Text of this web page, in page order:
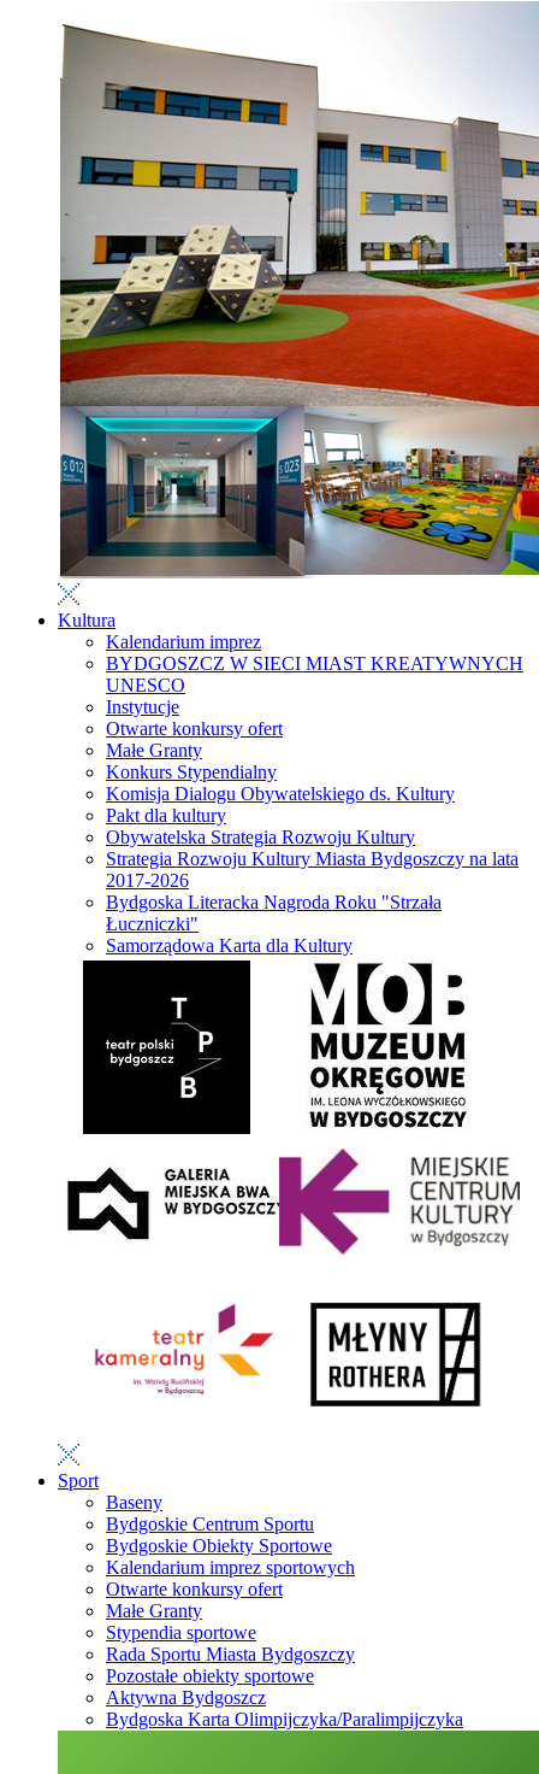
Kultura
Kalendarium imprez
BYDGOSZCZ W SIECI MIAST KREATYWNYCH
UNESCO
Instytucje
Otwarte konkursy ofert
Małe Granty
Konkurs Stypendialny
Komisja Dialogu Obywatelskiego ds. Kultury
Pakt dla kultury
Obywatelska Strategia Rozwoju Kultury
Strategia Rozwoju Kultury Miasta Bydgoszczy na lata
2017-2026
Bydgoska Literacka Nagroda Roku "Strzała
Łuczniczki"
Samorządowa Karta dla Kultury
Sport
Baseny
Bydgoskie Centrum Sportu
Bydgoskie Obiekty Sportowe
Kalendarium imprez sportowych
Otwarte konkursy ofert
Małe Granty
Stypendia sportowe
Rada Sportu Miasta Bydgoszczy
Pozostałe obiekty sportowe
Aktywna Bydgoszcz
Bydgoska Karta Olimpijczyka/Paralimpijczyka